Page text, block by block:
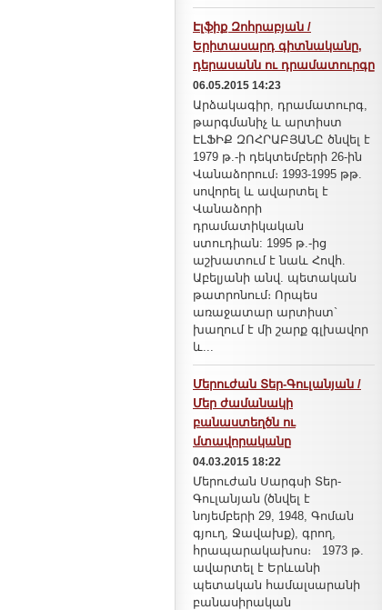
Էլֆիք Զոհրաբյան /
Երիտասարդ գիտնականը,
դերասանն ու դրամատուրգը
06.05.2015 14:23
Արձակագիր, դրամատուրգ,
թարգմանիչ և արտիստ
ԷԼՖԻՔ ԶՈՀՐԱԲՅԱՆԸ ծնվել է
1979 թ.-ի դեկտեմբերի 26-ին
Վանաձորում։ 1993-1995 թթ.
սովորել և ավարտել է
Վանաձորի
դրամատիկական
ստուդիան: 1995 թ.-ից
աշխատում է նաև Հովհ.
Աբելյանի անվ. պետական
թատրոնում։ Որպես
առաջատար արտիստ`
խաղում է մի շարք գլխավոր
և...
Մերուժան Տեր-Գուլանյան /
Մեր ժամանակի
բանաստեղծն ու
մտավորականը
04.03.2015 18:22
Մերուժան Սարգսի Տեր-
Գուլանյան (ծնվել է
նոյեմբերի 29, 1948, Գոման
գյուղ, Ջավախք), գրող,
հրապարակախոս։ 1973 թ.
ավարտել է Երևանի
պետական համալսարանի
բանասիրական